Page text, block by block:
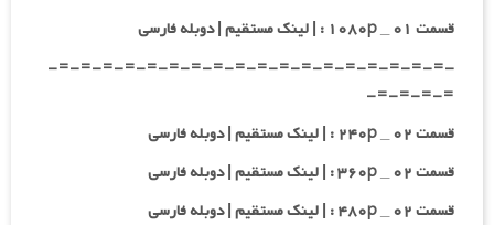
قسمت ۰۱ _ ۱۰۸۰p : | لینک مستقیم | دوبله فارسی
-=-=-=-=-=-=-=-=-=-=-=-=-=-=-=-=-=-=-
=-=-=-=-
قسمت ۰۲ _ ۲۴۰p : | لینک مستقیم | دوبله فارسی
قسمت ۰۲ _ ۳۶۰p : | لینک مستقیم | دوبله فارسی
قسمت ۰۲ _ ۴۸۰p : | لینک مستقیم | دوبله فارسی